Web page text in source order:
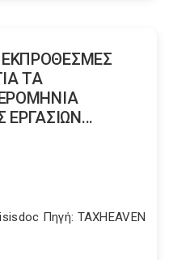
ΕΚΠΡΟΘΕΣΜΕΣ
ΤΑ
Πηγή: TAXHEAVEN